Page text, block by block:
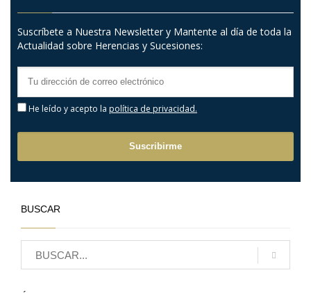
Suscríbete a Nuestra Newsletter y Mantente al día de toda la
Actualidad sobre Herencias y Sucesiones:
He leído y acepto la política de privacidad.
BUSCAR